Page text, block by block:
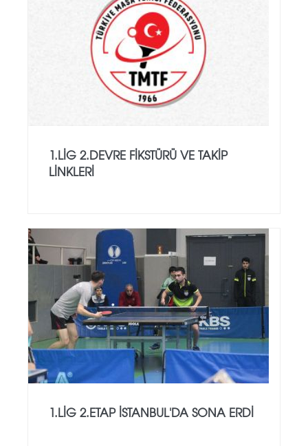
1.LİG 2.DEVRE FİKSTÜRÜ VE TAKİP
LİNKLERİ
1.LİG 2.ETAP İSTANBUL'DA SONA ERDİ